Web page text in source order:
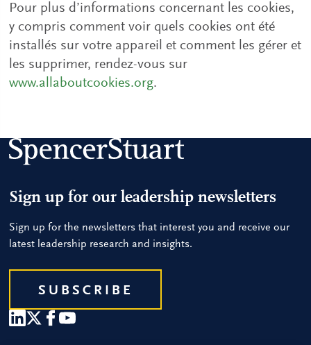
Pour plus d’informations concernant les cookies,
y compris comment voir quels cookies ont été
installés sur votre appareil et comment les gérer et
les supprimer, rendez-vous sur
www.allaboutcookies.org.
Sign up for our leadership newsletters
Sign up for the newsletters that interest you and receive our
latest leadership research and insights.
SUBSCRIBE